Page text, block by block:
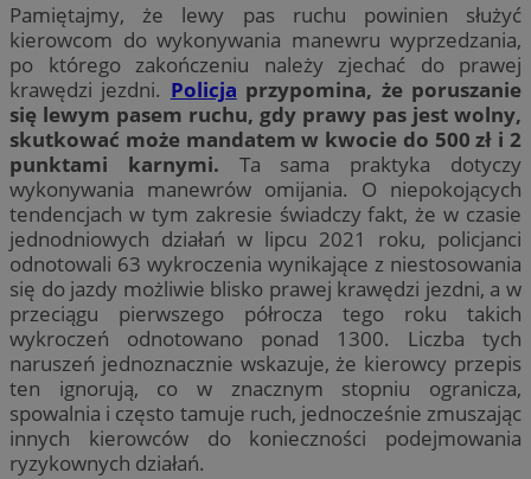
Pamiętajmy, że lewy pas ruchu powinien służyć
kierowcom do wykonywania manewru wyprzedzania,
po którego zakończeniu należy zjechać do prawej
krawędzi jezdni. Policja przypomina, że poruszanie
się lewym pasem ruchu, gdy prawy pas jest wolny,
skutkować może mandatem w kwocie do 500 zł i 2
punktami karnymi. Ta sama praktyka dotyczy
wykonywania manewrów omijania. O niepokojących
tendencjach w tym zakresie świadczy fakt, że w czasie
jednodniowych działań w lipcu 2021 roku, policjanci
odnotowali 63 wykroczenia wynikające z niestosowania
się do jazdy możliwie blisko prawej krawędzi jezdni, a w
przeciągu pierwszego półrocza tego roku takich
wykroczeń odnotowano ponad 1300. Liczba tych
naruszeń jednoznacznie wskazuje, że kierowcy przepis
ten ignorują, co w znacznym stopniu ogranicza,
spowalnia i często tamuje ruch, jednocześnie zmuszając
innych kierowców do konieczności podejmowania
ryzykownych działań.